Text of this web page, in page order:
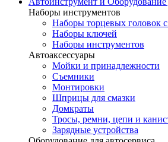
Наборы инструментов
Наборы торцевых головок
Наборы ключей
Наборы инструментов
Автоаксессуары
Мойки и принадлежности
Съемники
Монтировки
Шприцы для смазки
Домкраты
Тросы, ремни, цепи и
Зарядные устройства